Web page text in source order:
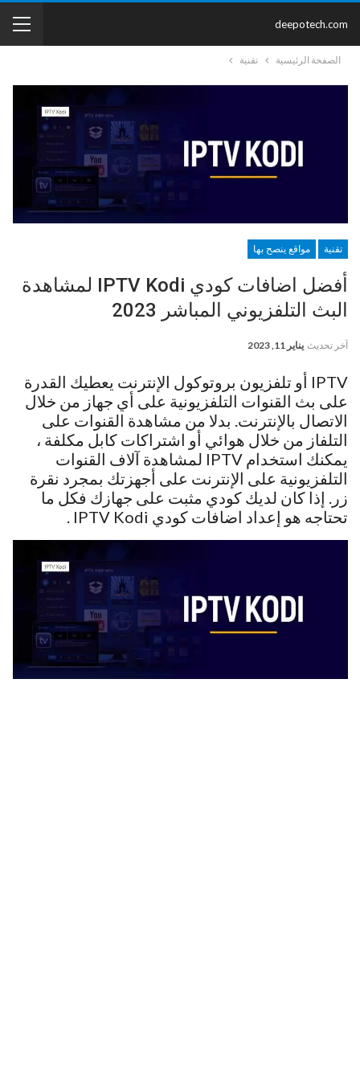
deepotech.com
الصفحة الرئيسية تقنية
تقنية مواقع ينصح بها
أفضل اضافات كودي IPTV Kodi لمشاهدة
البث التلفزيوني المباشر 2023
آخر تحديث يناير 11, 2023
IPTV أو تلفزيون بروتوكول الإنترنت يعطيك القدرة
على بث القنوات التلفزيونية على أي جهاز من خلال
الاتصال بالإنترنت. بدلا من مشاهدة القنوات على
التلفاز من خلال هوائي أو اشتراكات كابل مكلفة ،
يمكنك استخدام IPTV لمشاهدة آلاف القنوات
التلفزيونية على الإنترنت على أجهزتك بمجرد نقرة
زر. إذا كان لديك كودي مثبت على جهازك فكل ما
تحتاجه هو إعداد اضافات كودي IPTV Kodi .